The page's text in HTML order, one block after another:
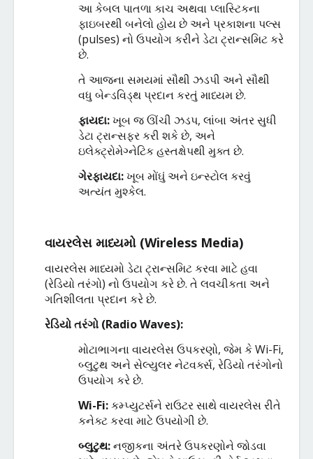
આકેબલપાતળાકાચ અથવાપ્લાસ્ટિકના
ફાઇબરથી બનેલોહોયછેઅનેપ્રકાશનાપલ્સ
(pulses) નોઉપયોગ કરીનેડેટાટ્રાન્સમિટકરે
છે.
તે આજનાસમયમાંસૌથી ઝડપી અનેસૌથી
વધુ બેન્ડવિડ્થપ્રદાનકરતું માધ્યમછે.
ફાયદા:ખૂબ જઊંચી ઝડપ, લાંબાઅંતરસુધી
ડેટાટ્રાન્સફરકરી શકેછે, અને
ઇલેક્ટ્રોમેગ્નેટિકહસ્તક્ષેપથી મુક્ત છે.
ગેરફાયદા:ખૂબ મોંઘુંઅનેઇન્સ્ટોલકરવું
અત્યંત મુશ્કેલ.
વાયરલેસ માધ્યમો (Wireless Media)
વાયરલેસમાધ્યમોડેટાટ્રાન્સમિટકરવામાટેહવા
(રેડિયોતરંગો) નોઉપયોગ કરેછે. તે લવચીકતાઅને
ગતિશીલતાપ્રદાનકરેછે.
રેડિયોતરંગો (Radio Waves):
મોટાભાગનાવાયરલેસઉપકરણો, જેમકેWi-Fi,
બ્લુટુથઅનેસેલ્યુલરનેટવર્ક્સ, રેડિયોતરંગોનો
ઉપયોગ કરેછે.
Wi-Fi:કમ્પ્યુટર્સનેરાઉટરસાથેવાયરલેસરીતે
કનેક્ટકરવામાટેઉપયોગી છે.
બ્લુટુથ:નજીકનાઅંતરેઉપકરણોનેજોડવા